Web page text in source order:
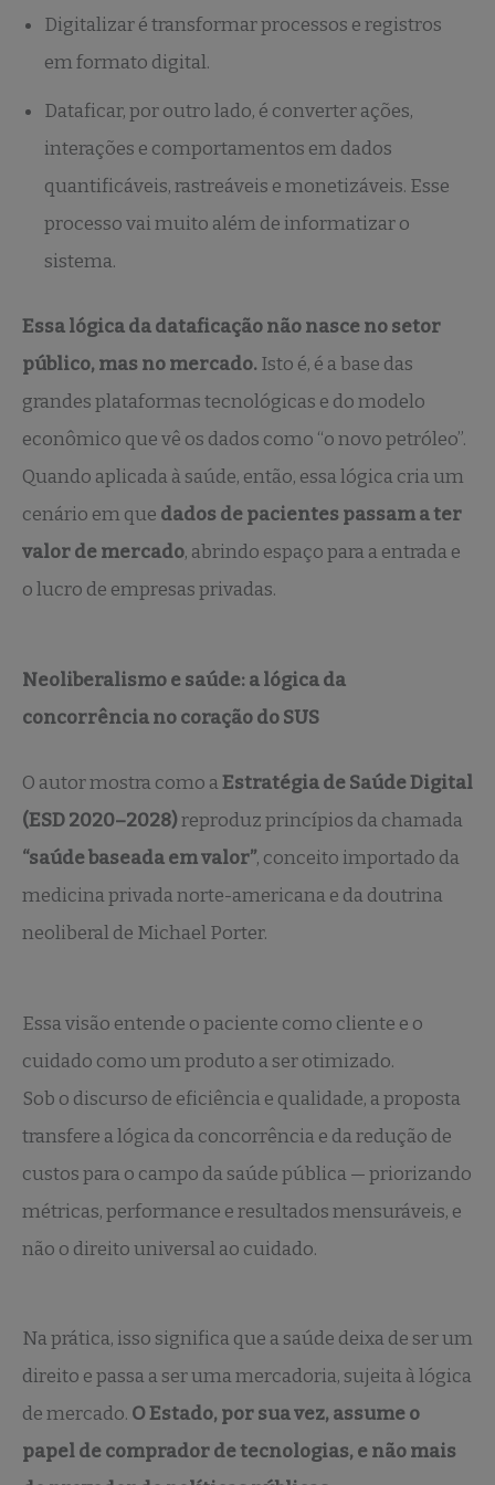
Digitalizar é transformar processos e registros
em formato digital.
Dataficar, por outro lado, é converter ações,
interações e comportamentos em dados
quantificáveis, rastreáveis e monetizáveis. Esse
processo vai muito além de informatizar o
sistema.
Essa lógica da dataficação não nasce no setor
público, mas no mercado.Isto é, é a base das
grandes plataformas tecnológicas e do modelo
econômico que vê os dados como “o novo petróleo”.
Quando aplicada à saúde, então, essa lógica cria um
cenário em que dados de pacientes passam a ter
valor de mercado, abrindo espaço para a entrada e
o lucro de empresas privadas.
Neoliberalismo e saúde: a lógica da
concorrência no coração do SUS
O autor mostra como aEstratégia de Saúde Digital
(ESD 2020–2028)reproduz princípios da chamada
“saúde baseada em valor”, conceito importado da
medicina privada norte-americana e da doutrina
neoliberal de Michael Porter.
Essa visão entende o paciente como cliente e o
cuidado como um produto a ser otimizado.
Sob o discurso de eficiência e qualidade, a proposta
transfere a lógica da concorrência e da redução de
custos para o campo da saúde pública — priorizando
métricas, performance e resultados mensuráveis, e
não o direito universal ao cuidado.
Na prática, isso significa que a saúde deixa de ser um
direito e passa a ser uma mercadoria, sujeita à lógica
de mercado. O Estado, por sua vez, assume o
papel de comprador de tecnologias, e não mais